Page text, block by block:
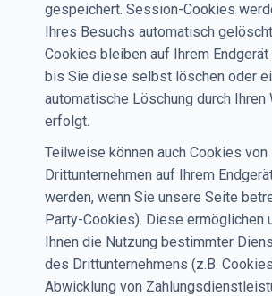
gespeichert. Session-Cookies
Ihres Besuchs automatisch
Cookies bleiben auf Ihrem
bis Sie diese selbst löschen oder
automatische Löschung durch Ihren
erfolgt.
Teilweise können auch Cookies von
Drittunternehmen auf Ihrem
werden, wenn Sie unsere Seite
Party-Cookies). Diese ermöglichen
Ihnen die Nutzung bestimmter
des Drittunternehmens (z.B.
Abwicklung von